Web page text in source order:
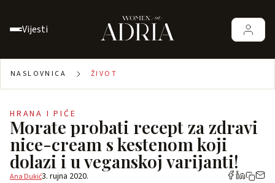
Vijesti
NASLOVNICA ŽIVOT
HRANA I PIĆE
Morate probati recept za zdravi
nice-cream s kestenom koji
dolazi i u veganskoj varijanti!
Ana Dukić3. rujna 2020.